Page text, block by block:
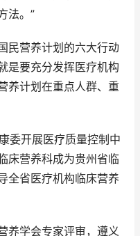
法。”
营养计划的六大行动
是要充分发挥医疗机构
养计划在重点人群、重
开展医疗质量控制中
床营养科成为贵州省临
全省医疗机构临床营养
学会专家评审，遵义